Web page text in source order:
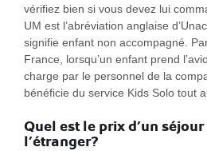
vérifiez bien si vous devez lui
UM est l’abréviation anglaise
signifie enfant non accompagné.
France, lorsqu’un enfant prend
charge par le personnel de la
bénéficie du service Kids Solo tout
Quel est le prix d’un
l’étranger?